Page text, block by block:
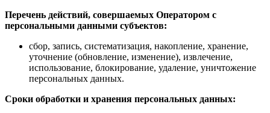
Перечень действий, совершаемых Оператором с
персональными данными субъектов:
сбор, запись, систематизация, накопление, хранение,
уточнение (обновление, изменение), извлечение,
использование, блокирование, удаление, уничтожение
персональных данных.
Сроки обработки и хранения персональных данных: